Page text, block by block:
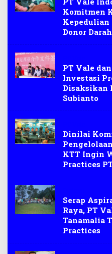
Komitmen
Donor Darah
PT Vale
Investasi
Disaksikan
Subianto
Dinilai
KTT Ingin
Practices
Serap
Raya, PT
Tanamalia
Practices